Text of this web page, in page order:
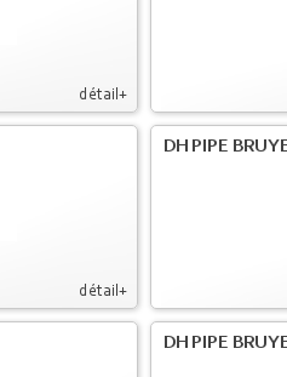
détail+
détail+
DH PIPE
DH PIPE